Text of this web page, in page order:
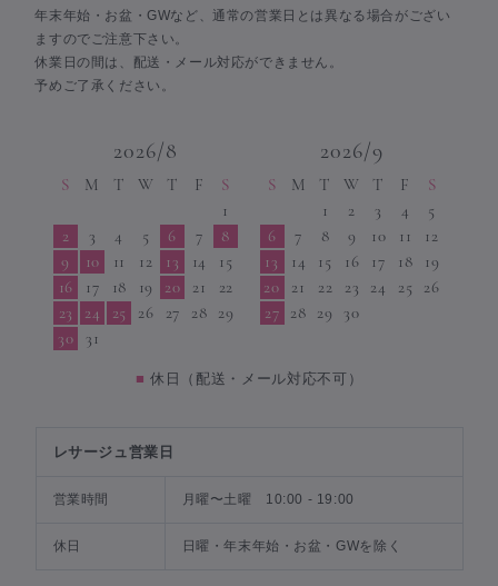
年末年始・お盆・GWなど、通常の営業日とは異なる場合がござい
ますのでご注意下さい。
休業日の間は、配送・メール対応ができません。
予めご了承ください。
2026/8
S M T W T F
S
1
2
3 4 5 6 7
8
9
10 11 12 13 14
15
16
17 18 19 20 21
22
23
24 25 26 27 28
29
30
31
2026/9
S M T W T F
S
1
2 3 4
5
6
7 8 9 10 11
12
13
14 15 16 17 18
19
20
21 22 23 24 25
26
27
28 29 30
■ 休日（配送・メール対応不可）
レサージュ営業日
営業時間 月曜〜土曜 10:00 - 19:00
休日 日曜・年末年始・お盆・GWを除く